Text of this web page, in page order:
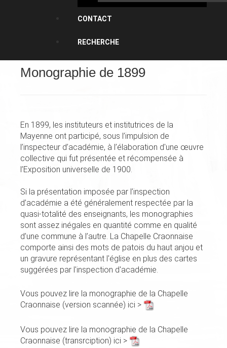
CONTACT
RECHERCHE
Monographie de 1899
En 1899, les instituteurs et institutrices de la
Mayenne ont participé, sous l’impulsion de
l’inspecteur d’académie, à l’élaboration d'une œuvre
collective qui fut présentée et récompensée à
l’Exposition universelle de 1900.
Si la présentation imposée par l’inspection
d’académie a été généralement respectée par la
quasi-totalité des enseignants, les monographies
sont assez inégales en quantité comme en qualité
d’une commune à l’autre. La Chapelle Craonnaise
comporte ainsi des mots de patois du haut anjou et
un gravure représentant l'église en plus des cartes
suggérées par l'inspection d'académie.
Vous pouvez lire la monographie de la Chapelle
Craonnaise (version scannée) ici >
Vous pouvez lire la monographie de la Chapelle
Craonnaise (transrciption) ici >